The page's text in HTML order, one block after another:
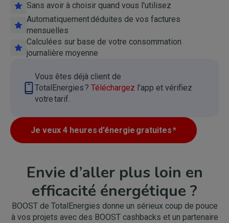
Sans avoir à choisir quand vous l'utilisez
Automatiquement déduites de vos factures
mensuelles
Calculées sur base de votre consommation
journalière moyenne
Image
Vous êtes déjà client de
TotalEnergies ? Téléchargez l’app et vérifiez
votre tarif.
Je veux 4 heures d’énergie gratuites *
Envie d’aller plus loin en
efficacité énergétique ?
BOOST de TotalEnergies donne un sérieux coup de pouce
à vos projets avec des BOOST cashbacks et un partenaire